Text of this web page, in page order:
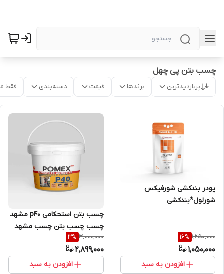
چسب بتن پی چهل
پربازدیدترین برندها قیمت دسته‌بندی فقط
پودر بندکشی شورفیکس
شورلول*بندکشی
1,250,000
16%
1,050,000
افزودن به سبد
چسب بتن استحکامی p40 مشهد
چسب چسب بتن چسب مشهد
3,000,000
3%
2,899,000
افزودن به سبد